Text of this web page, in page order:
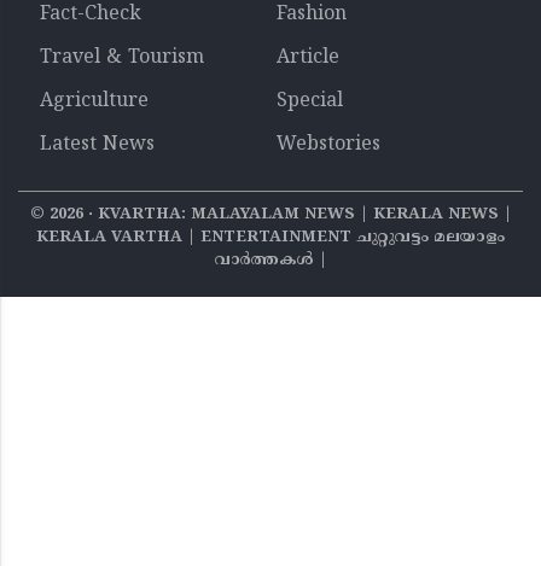
Fact-Check
Fashion
Travel & Tourism
Article
Agriculture
Special
Latest News
Webstories
© 2026‧ KVARTHA: MALAYALAM NEWS | KERALA NEWS |
KERALA VARTHA | ENTERTAINMENT ചുറ്റുവട്ടം മലയാളം
വാര്‍ത്തകൾ |